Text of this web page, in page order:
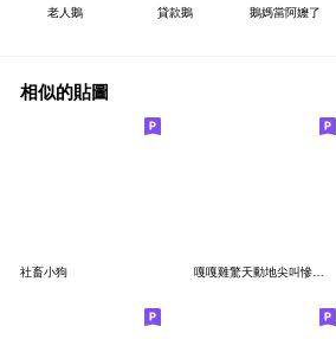
老人鵝 貸款鵝 鵝媽當阿嬤了
相似的貼圖
社畜小狗 嘎嘎雞驚天動地尖叫慘叫的育兒代